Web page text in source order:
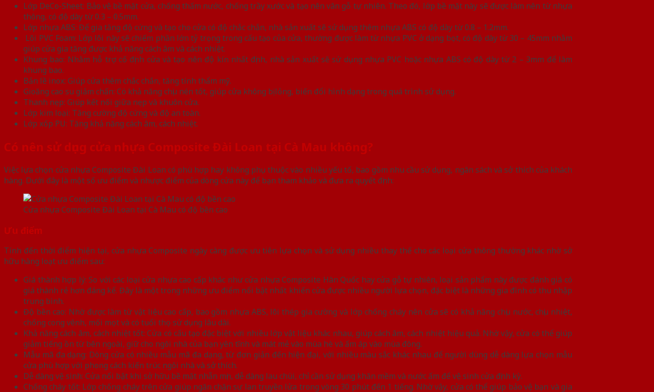
Lớp DeCo-Sheet: Bảo vệ bề mặt cửa, chống thấm nước, chống trầy xước và tạo nên vân gỗ tự nhiên. Theo đó, lớp bề mặt này sẽ được làm nên từ nhựa
thông, có độ dày từ 0.3 – 0.5mm.
Lớp nhựa ABS: Để gia tăng độ cứng và tạo cho cửa có độ chắc chắn, nhà sản xuất sẽ sử dụng thêm nhựa ABS có độ dày từ 0.8 – 1.2mm.
Lõi PVC Foam: Lớp lõi này sẽ chiếm phần lớn tỷ trọng trong cấu tạo của cửa, thường được làm từ nhựa PVC ở dạng bọt, có độ dày từ 30 – 45mm nhằm
giúp cửa gia tăng được khả năng cách âm và cách nhiệt.
Khung bao: Nhằm hỗ trợ cố định cửa và tạo nên độ kín nhất định, nhà sản xuất sẽ sử dụng nhựa PVC hoặc nhựa ABS có độ dày từ 2 – 3mm để làm
khung bao.
Bản lề inox: Giúp cửa thêm chắc chắn, tăng tính thẩm mỹ.
Gioăng cao su giảm chấn: Có khả năng chịu nén tốt, giúp cửa không bị lỏng, biến đổi hình dạng trong quá trình sử dụng.
Thanh nẹp: Giúp kết nối giữa nẹp và khuôn cửa.
Lớp kim loại: Tăng cường độ cứng và độ an toàn.
Lớp xốp PU: Tăng khả năng cách âm, cách nhiệt.
Có nên sử dụng cửa nhựa Composite Đài Loan tại Cà Mau không?
Việc lựa chọn cửa nhựa Composite Đài Loan có phù hợp hay không phụ thuộc vào nhiều yếu tố, bao gồm nhu cầu sử dụng, ngân sách và sở thích của khách
hàng. Dưới đây là một số ưu điểm và nhược điểm của dòng cửa này để bạn tham khảo và đưa ra quyết định:
Cửa nhựa Composite Đài Loan tại Cà Mau có độ bền cao
Ưu điểm
Tính đến thời điểm hiện tại, cửa nhựa Composite ngày càng được ưu tiên lựa chọn và sử dụng nhiều thay thế cho các loại cửa thông thường khác nhờ sở
hữu hàng loạt ưu điểm sau:
Giá thành hợp lý: So với các loại cửa nhựa cao cấp khác như cửa nhựa Composite Hàn Quốc hay cửa gỗ tự nhiên, loại sản phẩm này được đánh giá có
giá thành rẻ hơn đáng kể. Đây là một trong những ưu điểm nổi bật nhất khiến cửa được nhiều người lựa chọn, đặc biệt là những gia đình có thu nhập
trung bình.
Độ bền cao: Nhờ được làm từ vật liệu cao cấp, bao gồm nhựa ABS, lõi thép gia cường và lớp chống cháy nên cửa sẽ có khả năng chịu nước, chịu nhiệt,
chống cong vênh, mối mọt và có tuổi thọ sử dụng lâu dài.
Khả năng cách âm, cách nhiệt tốt: Cửa có cấu tạo đặc biệt với nhiều lớp vật liệu khác nhau, giúp cách âm, cách nhiệt hiệu quả. Nhờ vậy, cửa có thể giúp
giảm tiếng ồn từ bên ngoài, giữ cho ngôi nhà của bạn yên tĩnh và mát mẻ vào mùa hè và ấm áp vào mùa đông.
Mẫu mã đa dạng: Dòng cửa có nhiều mẫu mã đa dạng, từ đơn giản đến hiện đại, với nhiều màu sắc khác nhau để người dùng dễ dàng lựa chọn mẫu
cửa phù hợp với phong cách kiến trúc ngôi nhà và sở thích.
Dễ dàng vệ sinh: Cửa nổi bật khi sở hữu bề mặt nhẵn mịn, dễ dàng lau chùi, chỉ cần sử dụng khăn mềm và nước ấm để vệ sinh cửa định kỳ.
Chống cháy tốt: Lớp chống cháy trên cửa giúp ngăn chặn sự lan truyền lửa trong vòng 30 phút đến 1 tiếng. Nhờ vậy, cửa có thể giúp bảo vệ bạn và gia